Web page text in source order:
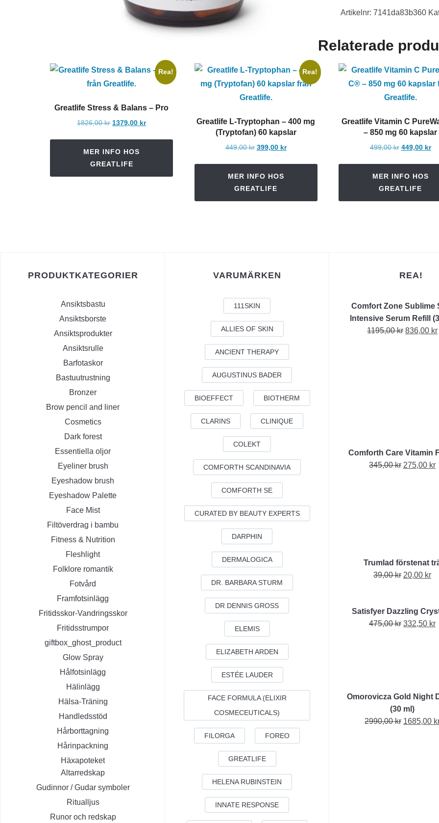
Artikelnr: 7141da83b360
Relaterade
Rea!
Greatlife Stress & Balans – Pro
1826,00kr Det
1379,00 krDet
MER INFO HOS
GREATLIFE
Rea!
Greatlife L-Tryptophan – 400 mg
(Tryptofan) 60 kapslar
449,00kr Det
399,00 krDet
MER INFO HOS
GREATLIFE
Greatlife Vitamin C
– 850 mg 60 kapslar
499,00kr Det
449,00 krDet
MER INFO HOS
GREATLIFE
PRODUKTKATEGORIER
Ansiktsbastu
Ansiktsborste
Ansiktsprodukter
Ansiktsrulle
Barfotaskor
Bastuutrustning
Bronzer
Brow pencil and liner
Cosmetics
Dark forest
Essentiella oljor
Eyeliner brush
Eyeshadow brush
Eyeshadow Palette
Face Mist
Filtöverdrag i bambu
Fitness & Nutrition
Fleshlight
Folklore romantik
Fotvård
Framfotsinlägg
Fritidsskor-Vandringsskor
Fritidsstrumpor
giftbox_ghost_product
Glow Spray
Hålfotsinlägg
Hälinlägg
Hälsa-Träning
Handledsstöd
Hårborttagning
Hårinpackning
Häxapoteket
Altarredskap
Gudinnor / Gudar symboler
Ritualljus
Runor och redskap
VARUMÄRKEN
111SKIN
ALLIES OF SKIN
ANCIENT THERAPY
AUGUSTINUS BADER
BIOEFFECT BIOTHERM
CLARINS CLINIQUE
COLEKT
COMFORTH SCANDINAVIA
COMFORTH SE
CURATED BY BEAUTY EXPERTS
DARPHIN
DERMALOGICA
DR. BARBARA STURM
DR DENNIS GROSS
ELEMIS
ELIZABETH ARDEN
ESTÉE LAUDER
FACE FORMULA (ELIXIR
COSMECEUTICALS)
FILORGA FOREO
GREATLIFE
HELENA RUBINSTEIN
INNATE RESPONSE
REA!
Comfort Zone Sublime
Intensive Serum Refill
1195,00kr Det
836,00 kr
Comforth Care Vitamin
345,00kr Det
275,00 kr
Trumlad förstenat
39,00kr Det
var:
39,00 kr.
20,00 krDet
är:
Satisfyer Dazzling
475,00kr Det
332,50 kr
Omorovicza Gold Night
(30 ml)
2990,00kr Det
1685,00